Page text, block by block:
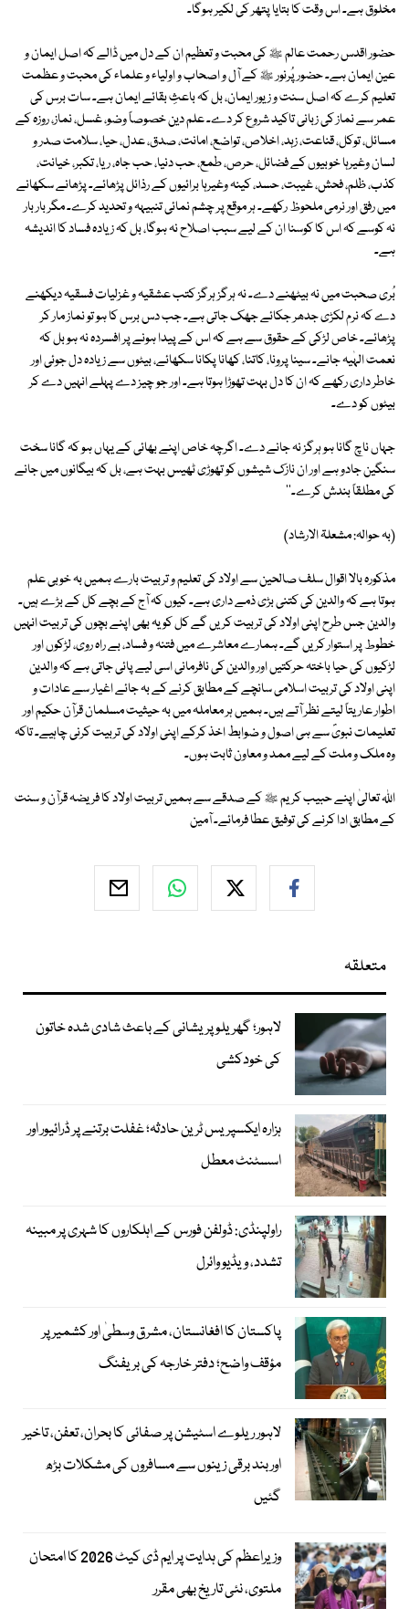
مخلوق ہے۔ اس وقت کا بتایا پتھر کی لکیر ہوگا۔
حضور اقدس رحمت عالم ﷺ کی محبت و تعظیم ان کے دل میں ڈالے کہ اصل ایمان و
عین ایمان ہے۔ حضور پُرنور ﷺ کے آل و اصحاب و اولیاء و علماء کی محبت و عظمت
تعلیم کرے کہ اصل سنت و زیور ایمان، بل کہ باعثِ بقائے ایمان ہے۔ سات برس کی
عمر سے نماز کی زبانی تاکید شروع کر دے۔ علم دین خصوصاً وضو، غسل، نماز، روزہ کے
مسائل، توکل، قناعت، زہد، اخلاص، تواضع، امانت، صدق، عدل، حیا، سلامت صدر و
لسان وغیرہا خوبیوں کے فضائل، حرص، طمع، حب دنیا، حب جاہ، ریا، تکبر، خیانت،
کذب، ظلم، فحش، غیبت، حسد، کینہ وغیرہا برائیوں کے رذائل پڑھائے۔ پڑھانے سکھانے
میں رفق اور نرمی ملحوظ رکھے۔ ہر موقع پر چشم نمائی تنبیہہ و تحدید کرے۔ مگر بار بار
نہ کوسے کہ اس کا کوسنا ان کے لیے سبب اصلاح نہ ہوگا، بل کہ زیادہ فساد کا اندیشہ
ہے۔
بُری صحبت میں نہ بیٹھنے دے۔ نہ ہرگز ہرگز کتب عشقیہ و غزلیات فسقیہ دیکھنے
دے کہ نرم لکڑی جدھر جکائے جھک جاتی ہے۔ جب دس برس کا ہو تو نماز مار کر
پڑھائے۔ خاص لڑکی کے حقوق سے ہے کہ اس کے پیدا ہونے پر افسردہ نہ ہو بل کہ
نعمت الہٰیہ جانے۔ سینا پرونا، کاتنا، کھانا پکانا سکھائے، بیٹوں سے زیادہ دل جوئی اور
خاطر داری رکھے کہ ان کا دل بہت تھوڑا ہوتا ہے۔ اور جو چیز دے پہلے انہیں دے کر
بیٹوں کو دے۔
جہاں ناچ گانا ہو ہرگز نہ جانے دے۔ اگرچہ خاص اپنے بھائی کے یہاں ہو کہ گانا سخت
سنگین جادو ہے اور ان نازک شیشوں کو تھوڑی ٹھیس بہت ہے، بل کہ بیگانوں میں جانے
کی مطلقاً بندش کرے۔''
(بہ حوالہ: مشعلۃ الارشاد)
مذکورہ بالا اقوال سلف صالحین سے اولاد کی تعلیم و تربیت بارے ہمیں بہ خوبی علم
ہوتا ہے کہ والدین کی کتنی بڑی ذمے داری ہے۔ کیوں کہ آج کے بچے کل کے بڑے ہیں۔
والدین جس طرح اپنی اولاد کی تربیت کریں گے کل کو یہ بھی اپنے بچوں کی تربیت انہیں
خطوط پر استوار کریں گے۔ ہمارے معاشرے میں فتنہ و فساد، بے راہ روی، لڑکوں اور
لڑکیوں کی حیا باختہ حرکتیں اور والدین کی نافرمانی اسی لیے پائی جاتی ہے کہ والدین
اپنی اولاد کی تربیت اسلامی سانچے کے مطابق کرنے کے بہ جائے اغیار سے عادات و
اطوار عاریتاً لیتے نظر آتے ہیں۔ ہمیں ہر معاملہ میں بہ حیثیت مسلمان قرآن حکیم اور
تعلیمات نبویؐ سے ہی اصول و ضوابط اخذ کرکے اپنی اولاد کی تربیت کرنی چاہیے۔ تاکہ
وہ ملک و ملت کے لیے ممد و معاون ثابت ہوں۔
اللہ تعالیٰ اپنے حبیب کریم ﷺ کے صدقے سے ہمیں تربیت اولاد کا فریضہ قرآن و سنت
کے مطابق ادا کرنے کی توفیق عطا فرمائے۔ آمین
متعلقہ
لاہور؛ گھریلو پریشانی کے باعث شادی شدہ خاتون
کی خودکشی
ہزارہ ایکسپریس ٹرین حادثہ؛ غفلت برتنے پر ڈرائیور اور
اسسٹنٹ معطل
راولپنڈی: ڈولفن فورس کے اہلکاروں کا شہری پر مبینہ
تشدد، ویڈیو وائرل
پاکستان کا افغانستان، مشرق وسطیٰ اور کشمیر پر
مؤقف واضح؛ دفتر خارجہ کی بریفنگ
لاہور ریلوے اسٹیشن پر صفائی کا بحران، تعفن، تاخیر
اور بند برقی زینوں سے مسافروں کی مشکلات بڑھ
گئیں
وزیراعظم کی ہدایت پر ایم ڈی کیٹ 2026 کا امتحان
ملتوی، نئی تاریخ بھی مقرر